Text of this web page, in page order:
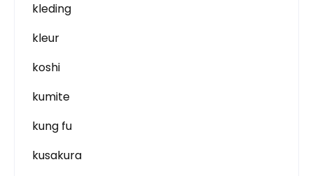
kleding
kleur
koshi
kumite
kung fu
kusakura